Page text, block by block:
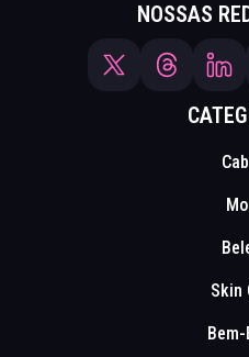
NOSSAS
Skin